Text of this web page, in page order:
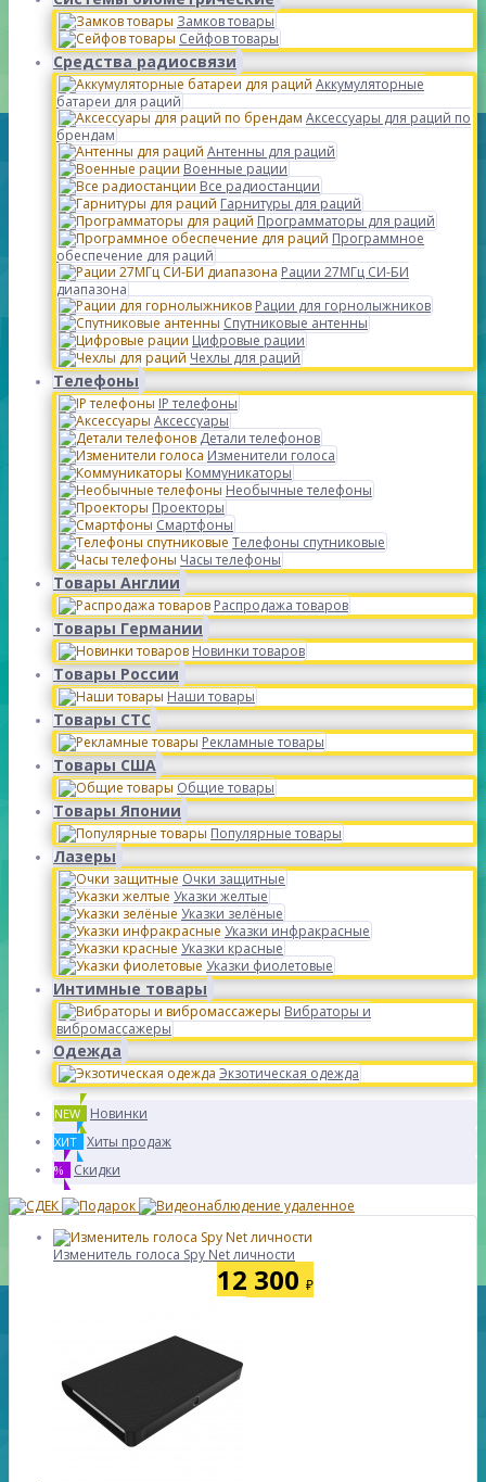
Замков товары
Сейфов товары
Средства радиосвязи
Аккумуляторные
батареи для раций
Аксессуары для раций по
брендам
Антенны для раций
Военные рации
Все радиостанции
Гарнитуры для раций
Программаторы для раций
Программное
обеспечение для раций
Рации 27МГц СИ-БИ
диапазона
Рации для горнолыжников
Спутниковые антенны
Цифровые рации
Чехлы для раций
Телефоны
IP телефоны
Аксессуары
Детали телефонов
Изменители голоса
Коммуникаторы
Необычные телефоны
Проекторы
Смартфоны
Телефоны спутниковые
Часы телефоны
Товары Англии
Распродажа товаров
Товары Германии
Новинки товаров
Товары России
Наши товары
Товары СТС
Рекламные товары
Товары США
Общие товары
Товары Японии
Популярные товары
Лазеры
Очки защитные
Указки желтые
Указки зелёные
Указки инфракрасные
Указки красные
Указки фиолетовые
Интимные товары
Вибраторы и
вибромассажеры
Одежда
Экзотическая одежда
NEW Новинки
ХИТ Хиты продаж
% Скидки
Изменитель голоса Spy Net личности
12 300 ₽